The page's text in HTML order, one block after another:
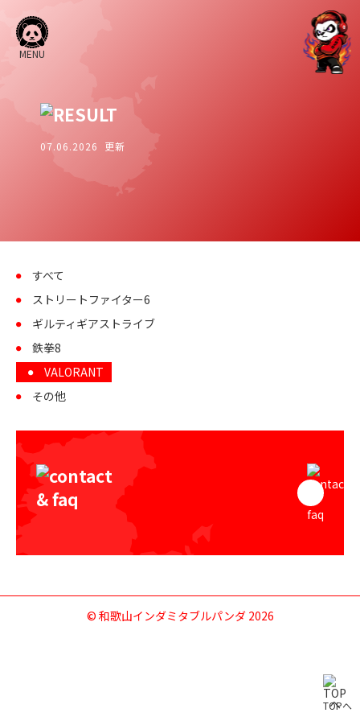
MENU
07.06.2026 更新
すべて
ストリートファイター6
ギルティギアストライブ
鉄拳8
VALORANT
その他
TOPへ
© 和歌山インダミタブルパンダ 2026